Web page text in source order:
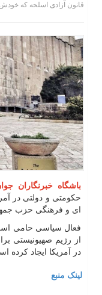
قانون آزادی اسلحه که
باشگاه خبرنگاران
حکومتی و دولتی در
ای و فرهنگی حزب
فعال سیاسی حامی
از رژیم صهیونیستی
در آمریکا ایجاد کرده
لینک منبع